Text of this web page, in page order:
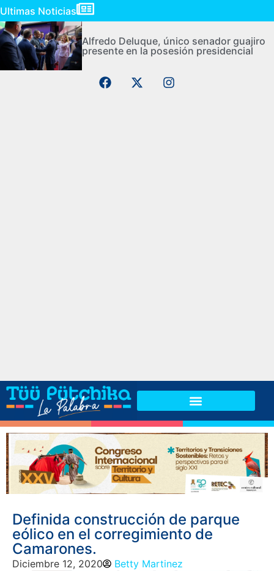
Ultimas Noticias
Alfredo Deluque, único senador guajiro
presente en la posesión presidencial
Definida construcción de parque
eólico en el corregimiento de
Camarones.
Diciembre 12, 2020
Betty Martinez